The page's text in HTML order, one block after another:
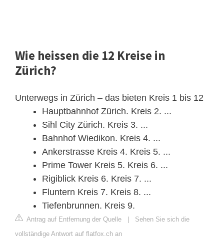
Wie heissen die 12 Kreise in
Zürich?
Unterwegs in Zürich – das bieten Kreis 1 bis 12
Hauptbahnhof Zürich. Kreis 2. ...
Sihl City Zürich. Kreis 3. ...
Bahnhof Wiedikon. Kreis 4. ...
Ankerstrasse Kreis 4. Kreis 5. ...
Prime Tower Kreis 5. Kreis 6. ...
Rigiblick Kreis 6. Kreis 7. ...
Fluntern Kreis 7. Kreis 8. ...
Tiefenbrunnen. Kreis 9.
Antrag auf Entfernung der Quelle | Sehen Sie sich die
vollständige Antwort auf flatfox.ch an